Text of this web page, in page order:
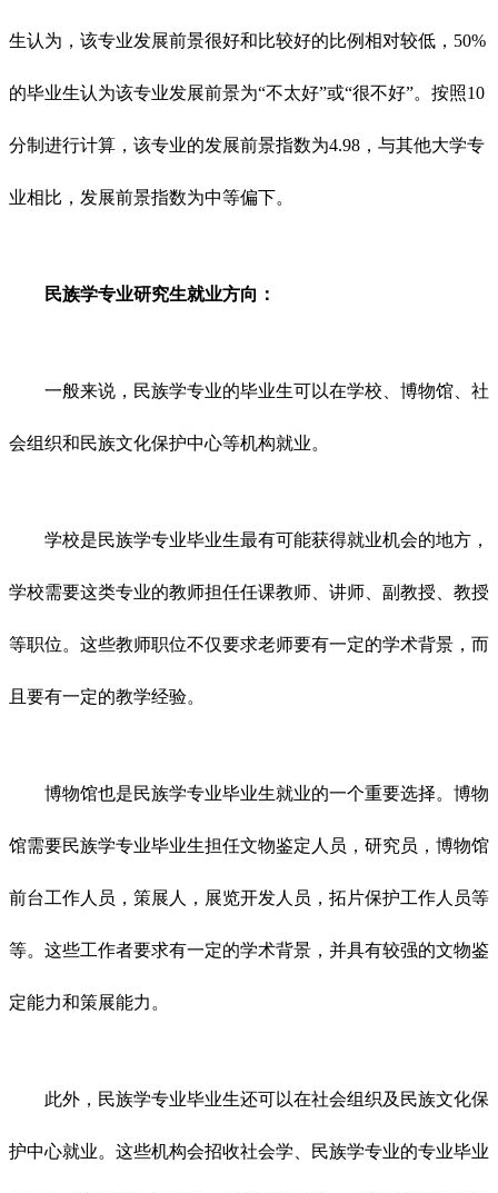
生认为，该专业发展前景很好和比较好的比例相对较低，50%
的毕业生认为该专业发展前景为“不太好”或“很不好”。按照10
分制进行计算，该专业的发展前景指数为4.98，与其他大学专
业相比，发展前景指数为中等偏下。
民族学专业研究生就业方向：
一般来说，民族学专业的毕业生可以在学校、博物馆、社
会组织和民族文化保护中心等机构就业。
学校是民族学专业毕业生最有可能获得就业机会的地方，
学校需要这类专业的教师担任任课教师、讲师、副教授、教授
等职位。这些教师职位不仅要求老师要有一定的学术背景，而
且要有一定的教学经验。
博物馆也是民族学专业毕业生就业的一个重要选择。博物
馆需要民族学专业毕业生担任文物鉴定人员，研究员，博物馆
前台工作人员，策展人，展览开发人员，拓片保护工作人员等
等。这些工作者要求有一定的学术背景，并具有较强的文物鉴
定能力和策展能力。
此外，民族学专业毕业生还可以在社会组织及民族文化保
护中心就业。这些机构会招收社会学、民族学专业的专业毕业